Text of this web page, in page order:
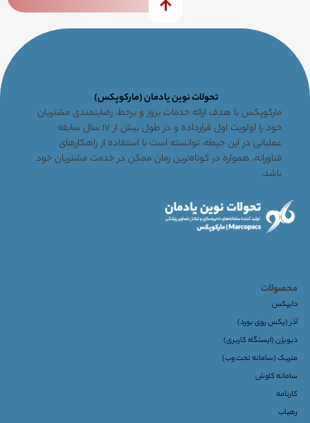
تحولات نوین یادمان (مارکوپکس)
مارکوپکس با هدف ارائه خدمات بروز و برخط، رضایتمندی مشتریان
خود را اولویت اول قرارداده و در طول بیش از ۱۷ سال سابقه
عملیاتی در این حیطه، توانسته است با استفاده از راهکارهای
فناورانه، همواره در کوتاه‌ترین زمان ممکن در خدمت مشتریان خود
باشد.
محصولات
دایپکس
آذر (پکس روی بورد)
دیویژن (ایستگاه کاربری)
متریک (سامانه تحت وب)
سامانه کاوش
کارنامه
رهیاب